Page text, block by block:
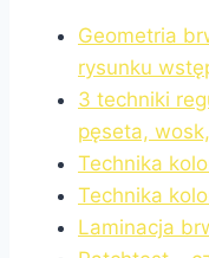
Geometria
rysunku
3 techniki
pęseta, wosk,
Technika
Technika
Laminacja